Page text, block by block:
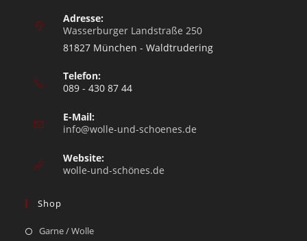
Adresse:
Wasserburger Landstraße 250
81827 München - Waldtrudering
Telefon:
089 - 430 87 44
E-Mail:
info@wolle-und-schoenes.de
Website:
wolle-und-schönes.de
Shop
Garne / Wolle